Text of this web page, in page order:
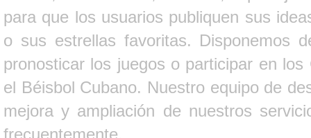
para que los usuarios publiquen sus
o sus estrellas favoritas. Disponemos
pronosticar los juegos o participar en
el Béisbol Cubano. Nuestro equipo de
mejora y ampliación de nuestros
frecuentemente.